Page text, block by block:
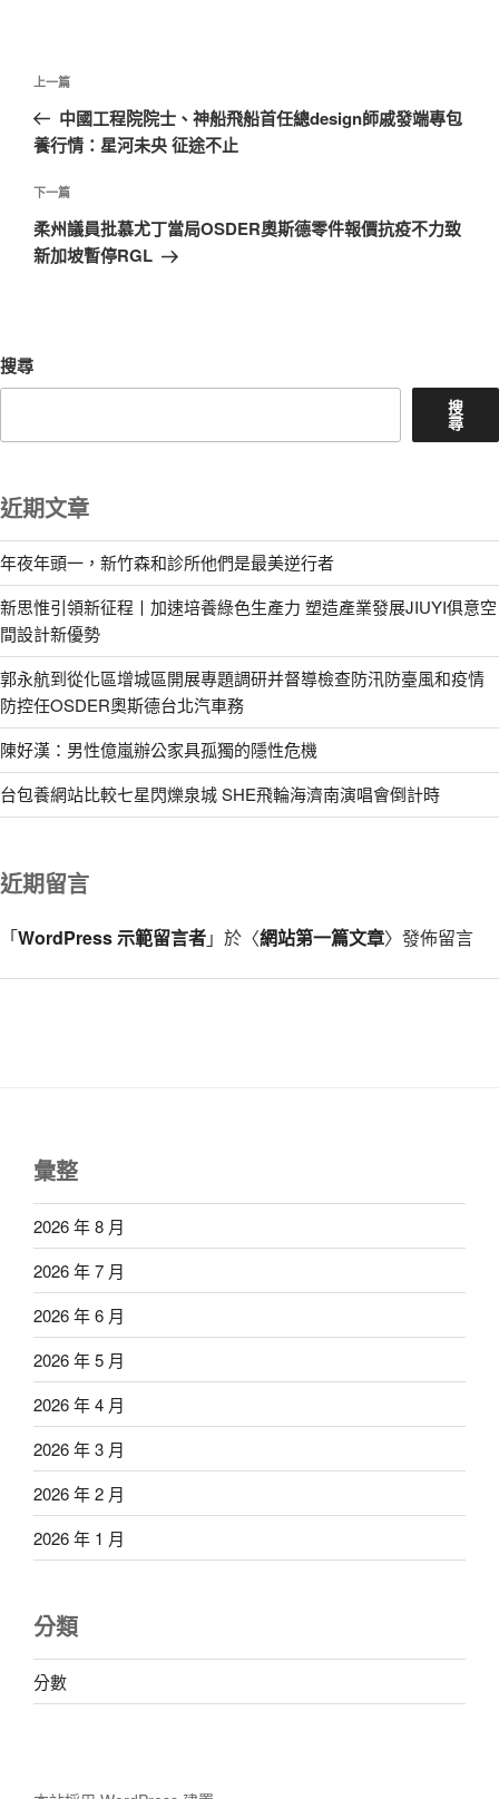
文
導
覽
上
一
篇
章
上一篇
中國工程院院士、神船飛船首任總design師戚發端專包
養行情：星河未央 征途不止
下
一
篇
下一篇
柔州議員批慕尤丁當局OSDER奧斯德零件報價抗疫不力致
新加坡暫停RGL
搜尋
搜
尋
近期文章
年夜年頭一，新竹森和診所他們是最美逆行者
新思惟引領新征程丨加速培養綠色生產力 塑造產業發展JIUYI俱意空
間設計新優勢
郭永航到從化區增城區開展專題調研并督導檢查防汛防臺風和疫情
防控任OSDER奧斯德台北汽車務
陳好漢：男性億嵐辦公家具孤獨的隱性危機
台包養網站比較七星閃爍泉城 SHE飛輪海濟南演唱會倒計時
近期留言
「WordPress 示範留言者」於〈網站第一篇文章〉發佈留言
彙整
2026 年 8 月
2026 年 7 月
2026 年 6 月
2026 年 5 月
2026 年 4 月
2026 年 3 月
2026 年 2 月
2026 年 1 月
分類
分數